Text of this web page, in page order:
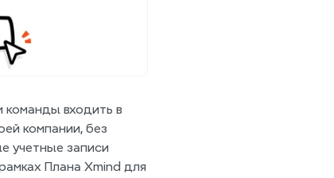
команды входить в
компании, без
учетные записи
Плана Xmind для